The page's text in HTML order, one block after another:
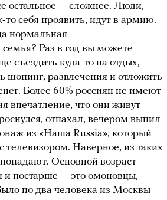
остальное — сложнее. Люди,
то себя проявить, идут в армию.
нормальная
семья? Раз в год вы можете
съездить куда-то на отдых,
шопинг, развлечения и отложить
Более 60% россиян не имеют
впечатление, что они живут
отпахал, вечером выпил
из «Наша Russia», который
телевизором. Наверное, из таких
Основной возраст —
и постарше — это омоновцы,
по два человека из Москвы